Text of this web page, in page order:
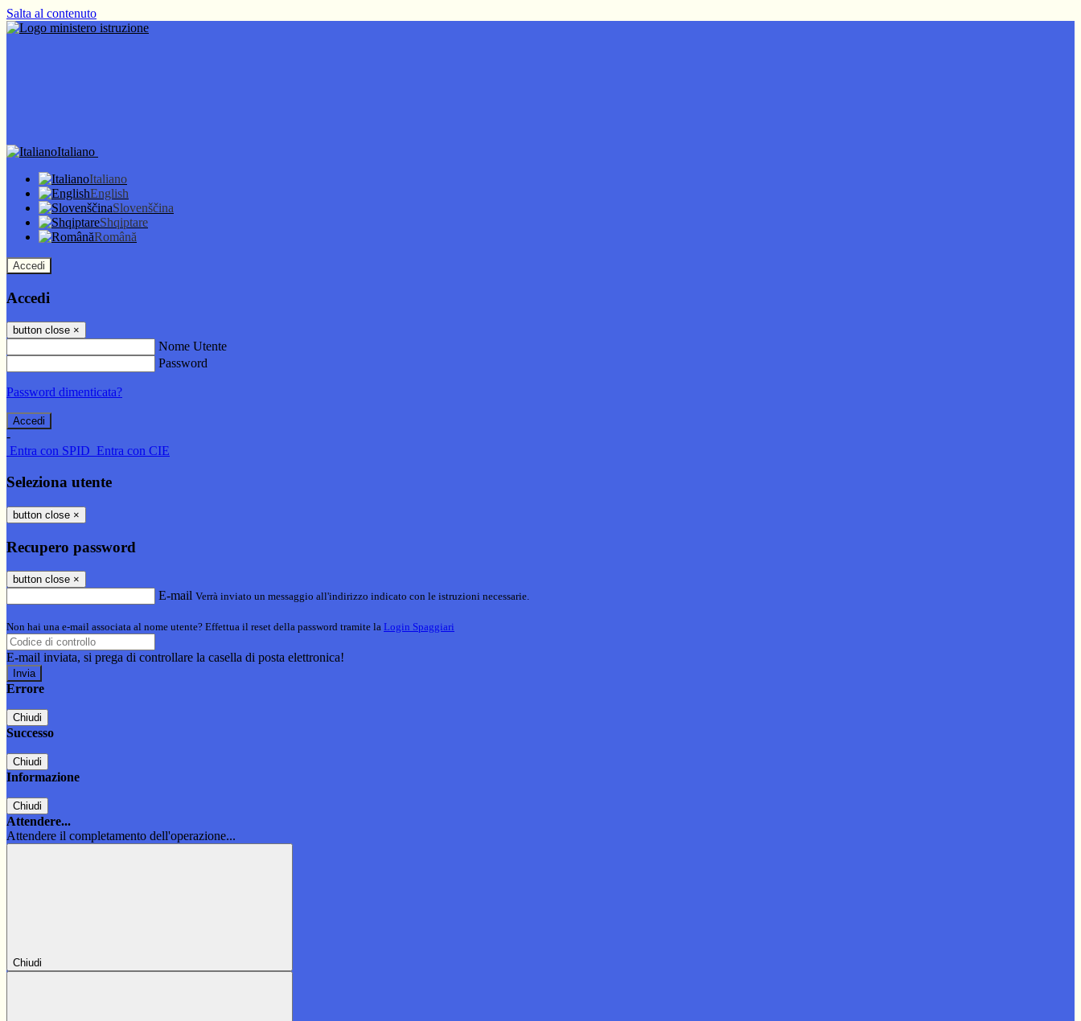
Salta al contenuto
Italiano
Italiano
English
Slovenščina
Shqiptare
Română
Accedi
Accedi
button close ×
Nome Utente
Password
Password dimenticata?
-
Entra con SPID Entra con CIE
Seleziona utente
button close ×
Recupero password
button close ×
E-mail Verrà inviato un messaggio all'indirizzo indicato con le istruzioni necessarie.
Non hai una e-mail associata al nome utente? Effettua il reset della password tramite la Login Spaggiari
E-mail inviata, si prega di controllare la casella di posta elettronica!
Errore
Chiudi
Successo
Chiudi
Informazione
Chiudi
Attendere...
Attendere il completamento dell'operazione...
Chiudi